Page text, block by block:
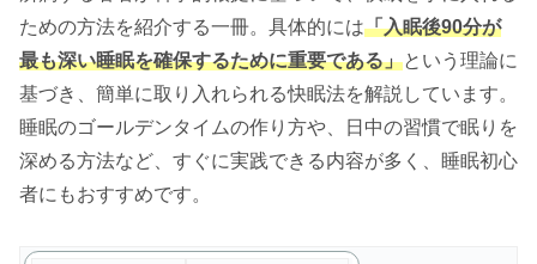
ための方法を紹介する一冊。具体的には「入眠後90分が
最も深い睡眠を確保するために重要である」という理論に
基づき、簡単に取り入れられる快眠法を解説しています。
睡眠のゴールデンタイムの作り方や、日中の習慣で眠りを
深める方法など、すぐに実践できる内容が多く、睡眠初心
者にもおすすめです。